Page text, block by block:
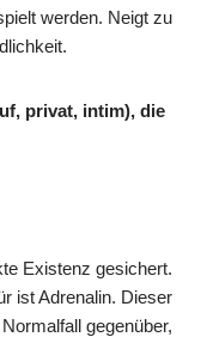
werden. Neigt zu
privat, intim), die
Existenz gesichert.
ist Adrenalin. Dieser
gegenüber,